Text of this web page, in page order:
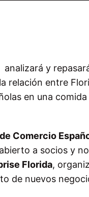
analizará y
relación entre
en una
Comercio
a socios y
Florida,
de nuevos